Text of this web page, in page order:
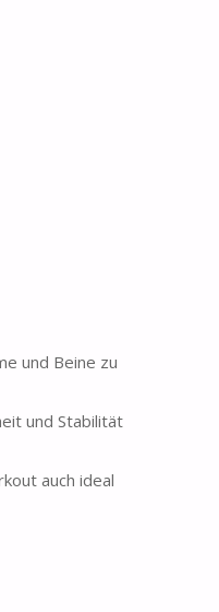
und Beine zu
und Stabilität
auch ideal